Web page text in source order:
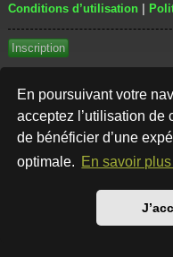
En poursuivant votre
acceptez l’utilisation de
de bénéficier d’une
optimale. En savoir
Conditions d’utilisation |
Inscription
Accueil du forum
Développé parphpBB
Style par
Traduction